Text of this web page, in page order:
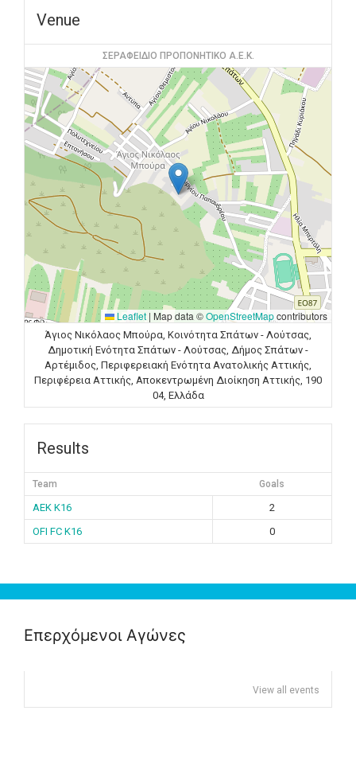
Venue
ΣΕΡΑΦΕΙΔΙΟ ΠΡΟΠΟΝΗΤΙΚΟ Α.Ε.Κ.
Leaflet | Map data ©OpenStreetMapcontributors
Άγιος Νικόλαος Μπούρα, Κοινότητα Σπάτων - Λούτσας,
Δημοτική Ενότητα Σπάτων - Λούτσας, Δήμος Σπάτων -
Αρτέμιδος, Περιφερειακή Ενότητα Ανατολικής Αττικής,
Περιφέρεια Αττικής, Αποκεντρωμένη Διοίκηση Αττικής, 190
04, Ελλάδα
Results
Team Goals
ΑΕΚ K16
2
OFI FC K16
0
Επερχόμενοι Αγώνες
View all events